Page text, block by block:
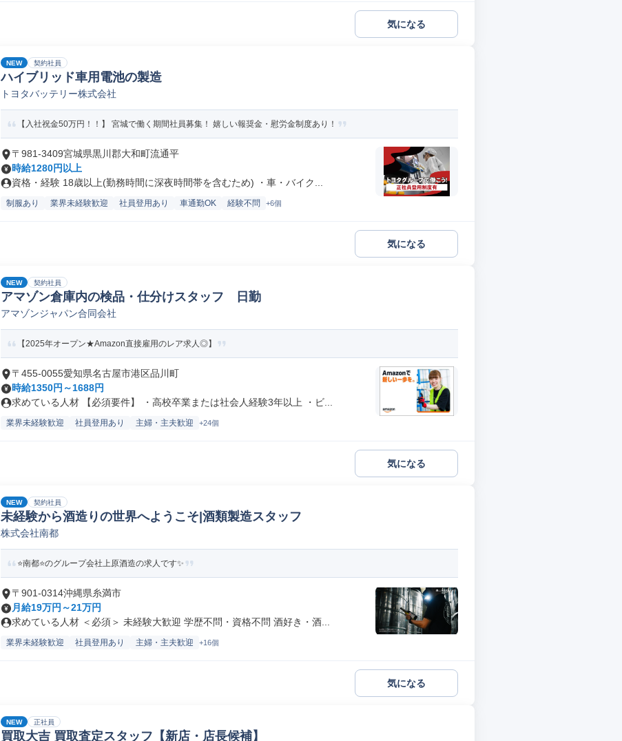
気になる
NEW 契約社員
ハイブリッド車用電池の製造
トヨタバッテリー株式会社
【入社祝金50万円！！】 宮城で働く期間社員募集！ 嬉しい報奨金・慰労金制度あり！
〒981-3409宮城県黒川郡大和町流通平
時給1280円以上
資格・経験 18歳以上(勤務時間に深夜時間帯を含むため) ・車・バイク...
制服あり 業界未経験歓迎 社員登用あり 車通勤OK 経験不問 +6個
気になる
NEW 契約社員
アマゾン倉庫内の検品・仕分けスタッフ 日勤
アマゾンジャパン合同会社
【2025年オープン★Amazon直接雇用のレア求人◎】
〒455-0055愛知県名古屋市港区品川町
時給1350円～1688円
求めている人材 【必須要件】 ・高校卒業または社会人経験3年以上 ・ビ...
業界未経験歓迎 社員登用あり 主婦・主夫歓迎 +24個
気になる
NEW 契約社員
未経験から酒造りの世界へようこそ|酒類製造スタッフ
株式会社南都
⭐️南都⭐️のグループ会社上原酒造の求人です✨
〒901-0314沖縄県糸満市
月給19万円～21万円
求めている人材 ＜必須＞ 未経験大歓迎 学歴不問・資格不問 酒好き・酒...
業界未経験歓迎 社員登用あり 主婦・主夫歓迎 +16個
気になる
NEW 正社員
買取大吉 買取査定スタッフ【新店・店長候補】